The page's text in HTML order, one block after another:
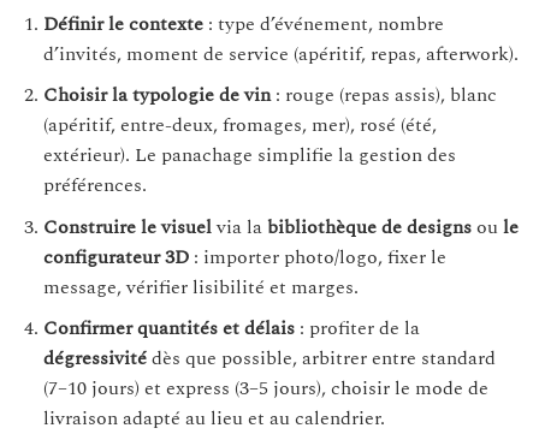
Définir le contexte: type d’événement, nombre
d’invités, moment de service (apéritif, repas, afterwork).
Choisir la typologie de vin: rouge (repas assis), blanc
(apéritif, entre-deux, fromages, mer), rosé (été,
extérieur). Le panachage simplifie la gestion des
préférences.
Construire le visuelvia labibliothèque de designsoule
configurateur 3D: importer photo/logo, fixer le
message, vérifier lisibilité et marges.
Confirmer quantités et délais: profiter de la
dégressivitédès que possible, arbitrer entre standard
(7–10 jours) et express (3–5 jours), choisir le mode de
livraison adapté au lieu et au calendrier.